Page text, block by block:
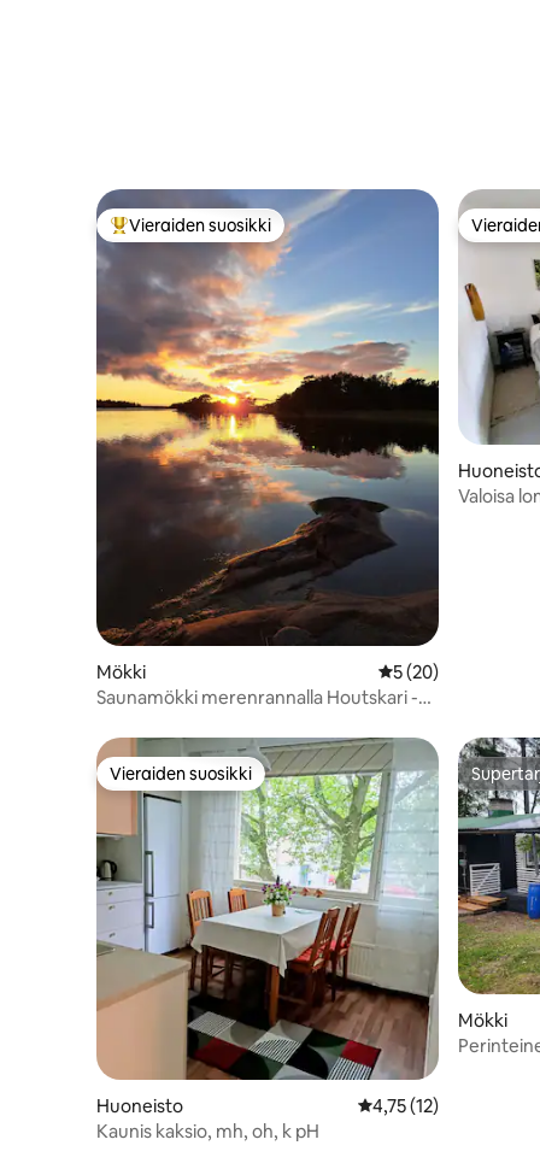
Vieraiden suosikkien parhaimmistoa
Vieraiden suosikki
Mökki Keskimääräinen
5 (20)
Saunamökki merenrannalla Houtskari -
Valoisa
Vieraiden suosikki
Vieraiden suosikki
Huoneisto Keskimääräinen arvio
4,75 (12)
Kaunis kaksio, mh, oh, k pH
Mökki